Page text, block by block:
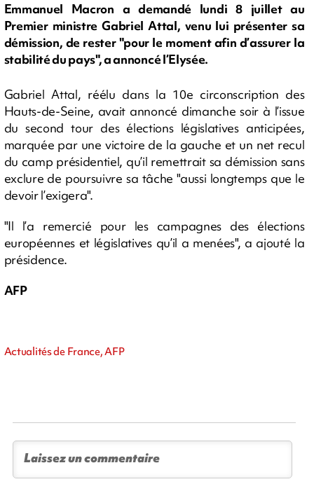
Emmanuel Macron a demandé lundi 8 juillet au
Premier ministre Gabriel Attal, venu lui présenter sa
démission, de rester "pour le moment afin d’assurer la
stabilité du pays", a annoncé l’Elysée.
Gabriel Attal, réélu dans la 10e circonscription des
Hauts-de-Seine, avait annoncé dimanche soir à l’issue
du second tour des élections législatives anticipées,
marquée par une victoire de la gauche et un net recul
du camp présidentiel, qu’il remettrait sa démission sans
exclure de poursuivre sa tâche "aussi longtemps que le
devoir l’exigera".
"Il l’a remercié pour les campagnes des élections
européennes et législatives qu’il a menées", a ajouté la
présidence.
AFP
Actualités de France, AFP